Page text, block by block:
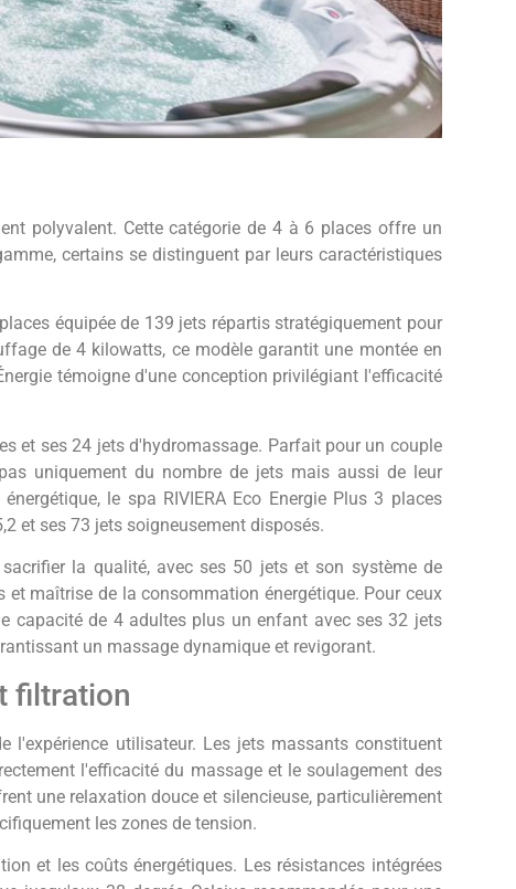
polyvalent. Cette catégorie de 4 à 6 places offre un
certains se distinguent par leurs caractéristiques
équipée de 139 jets répartis stratégiquement pour
de 4 kilowatts, ce modèle garantit une montée en
témoigne d'une conception privilégiant l'efficacité
et ses 24 jets d'hydromassage. Parfait pour un couple
uniquement du nombre de jets mais aussi de leur
le spa RIVIERA Eco Energie Plus 3 places
et ses 73 jets soigneusement disposés.
la qualité, avec ses 50 jets et son système de
maîtrise de la consommation énergétique. Pour ceux
capacité de 4 adultes plus un enfant avec ses 32 jets
un massage dynamique et revigorant.
filtration
l'expérience utilisateur. Les jets massants constituent
l'efficacité du massage et le soulagement des
une relaxation douce et silencieuse, particulièrement
les zones de tension.
et les coûts énergétiques. Les résistances intégrées